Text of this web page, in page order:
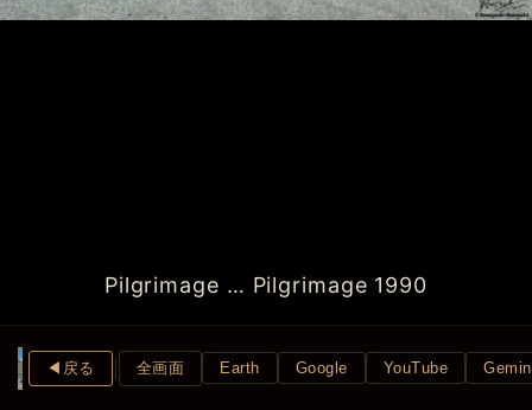
Pilgrimage … Pilgrimage 1990
◀︎戻る 全画面 Earth Google YouTube